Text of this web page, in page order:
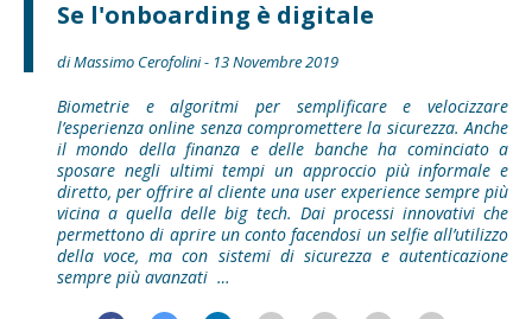
Se l'onboarding è digitale
di Massimo Cerofolini - 13 Novembre 2019
Biometrie e algoritmi per semplificare e velocizzare
l’esperienza online senza compromettere la sicurezza. Anche
il mondo della finanza e delle banche ha cominciato a
sposare negli ultimi tempi un approccio più informale e
diretto, per offrire al cliente una user experience sempre più
vicina a quella delle big tech. Dai processi innovativi che
permettono di aprire un conto facendosi un selfie all’utilizzo
della voce, ma con sistemi di sicurezza e autenticazione
sempre più avanzati …